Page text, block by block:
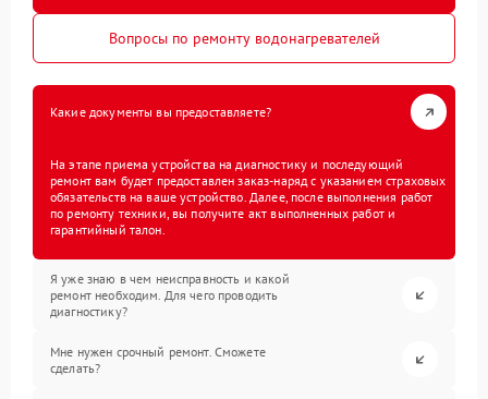
Вопросы по ремонту водонагревателей
Какие документы вы предоставляете?
На этапе приема устройства на диагностику и последующий
ремонт вам будет предоставлен заказ-наряд с указанием страховых
обязательств на ваше устройство. Далее, после выполнения работ
по ремонту техники, вы получите акт выполненных работ и
гарантийный талон.
Я уже знаю в чем неисправность и какой
ремонт необходим. Для чего проводить
диагностику?
Мне нужен срочный ремонт. Сможете
сделать?